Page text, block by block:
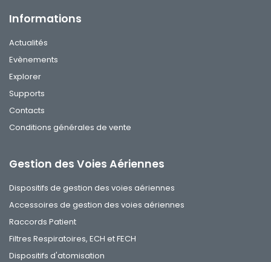
Informations
Actualités
Evènements
Explorer
Supports
Contacts
Conditions générales de vente
Gestion des Voies Aériennes
Dispositifs de gestion des voies aériennes
Accessoires de gestion des voies aériennes
Raccords Patient
Filtres Respiratoires, ECH et FECH
Dispositifs d'atomisation